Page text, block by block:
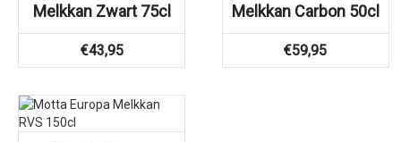
Melkkan Zwart 75cl
€43,95
Melkkan Carbon 50cl
€59,95